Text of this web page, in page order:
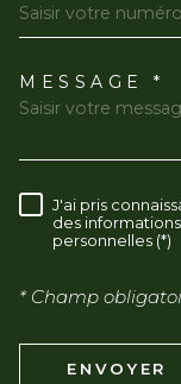
MESSAGE *
J'ai pris
des
personnelles (*)
* Champ
ENVOYER